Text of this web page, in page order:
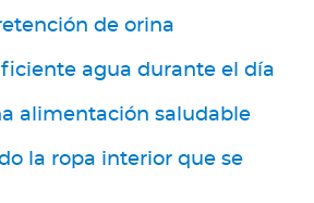
de orina
agua durante el día
alimentación saludable
la ropa interior que se